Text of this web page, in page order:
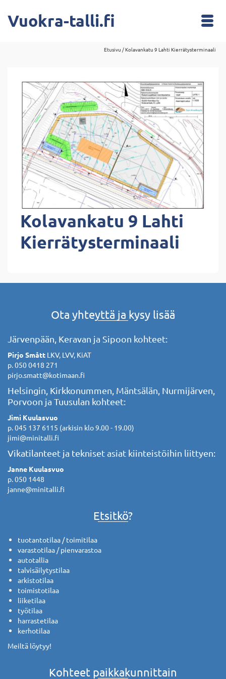
Vuokra-talli.fi
Etusivu /Kolavankatu 9 Lahti Kierrätysterminaali
Kolavankatu 9 Lahti
Kierrätysterminaali
Ota yhteyttä ja kysy lisää
Järvenpään, Keravan ja Sipoon kohteet:
Pirjo Smått LKV, LVV, KiAT
p. 050 0418 271
pirjo.smatt@kotimaan.fi
Helsingin, Kirkkonummen, Mäntsälän, Nurmijärven,
Porvoon ja Tuusulan kohteet:
Jimi Kuulasvuo
p. 045 137 6115 (arkisin klo 9.00 - 19.00)
jimi@minitalli.fi
Vikatilanteet ja tekniset asiat kiinteistöihin liittyen:
Janne Kuulasvuo
p. 050 1448
janne@minitalli.fi
Etsitkö?
tuotantotilaa / toimitilaa
varastotilaa / pienvarastoa
autotallia
talvisäilytystilaa
arkistotilaa
toimistotilaa
liiketilaa
työtilaa
harrastetilaa
kerhotilaa
Meiltä löytyy!
Kohteet paikkakunnittain